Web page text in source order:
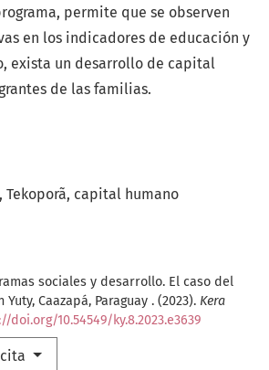
Tekoporã capital humano
sociales y desarrollo. El caso del
Caazapá, Paraguay . (2023). Kera
doi.org/10.54549/ky.8.2023.e3639
permite que se observen
en los indicadores de educación y
exista un desarrollo de capital
de las familias.